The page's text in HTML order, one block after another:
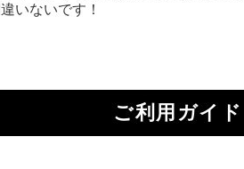
いないです！
ご利用ガイド